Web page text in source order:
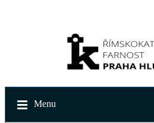
Menu